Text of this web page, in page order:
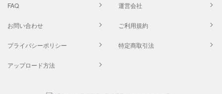
FAQ 運営会社
お問い合わせ ご利用規約
プライバシーポリシー 特定商取引法
アップロード方法